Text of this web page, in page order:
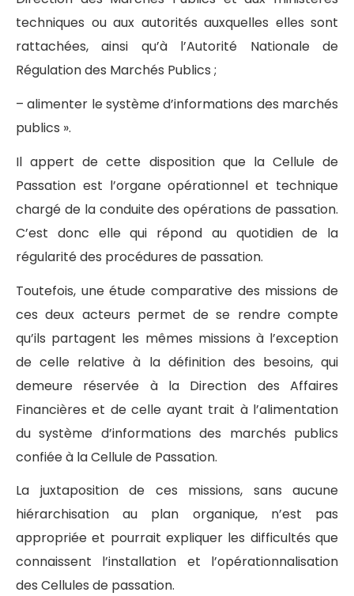
techniques ou aux autorités auxquelles elles sont
rattachées, ainsi qu’à l’Autorité Nationale de
Régulation des Marchés Publics ;
– alimenter le système d’informations des marchés
publics ».
Il appert de cette disposition que la Cellule de
Passation est l’organe opérationnel et technique
chargé de la conduite des opérations de passation.
C’est donc elle qui répond au quotidien de la
régularité des procédures de passation.
Toutefois, une étude comparative des missions de
ces deux acteurs permet de se rendre compte
qu’ils partagent les mêmes missions à l’exception
de celle relative à la définition des besoins, qui
demeure réservée à la Direction des Affaires
Financières et de celle ayant trait à l’alimentation
du système d’informations des marchés publics
confiée à la Cellule de Passation.
La juxtaposition de ces missions, sans aucune
hiérarchisation au plan organique, n’est pas
appropriée et pourrait expliquer les difficultés que
connaissent l’installation et l’opérationnalisation
des Cellules de passation.